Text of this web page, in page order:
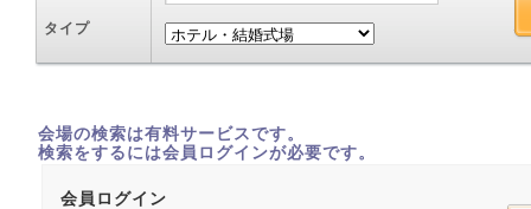
タイプ
会場の検索は有料サービスです。
検索をするには会員ログインが必要です。
会員ログイン